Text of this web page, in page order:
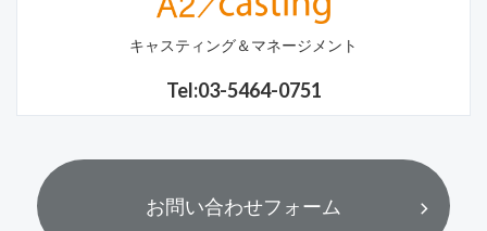
キャスティング＆マネージメント
Tel:03-5464-0751
お問い合わせフォーム